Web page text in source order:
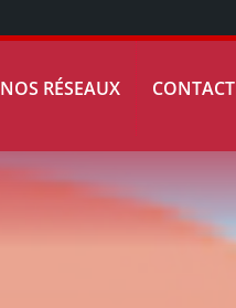
NOS RÉSEAUX CONTACT